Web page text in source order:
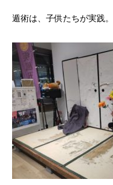
遁術は、子供たちが実践。